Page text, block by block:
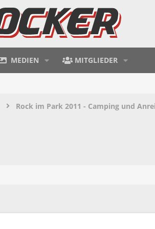
MEDIEN MITGLIEDER